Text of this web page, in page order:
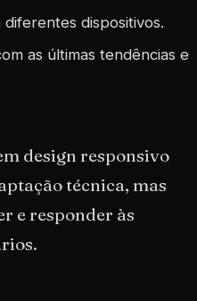
dispositivos.
as últimas tendências e
design responsivo
técnica, mas
e responder às